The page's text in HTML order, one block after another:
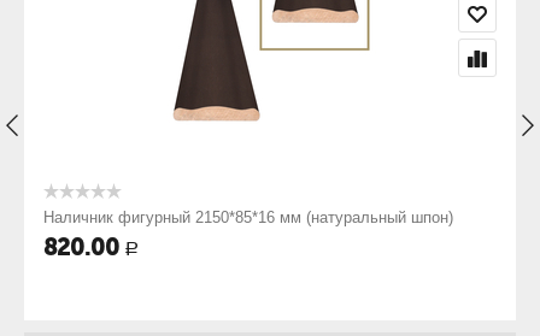
Наличник фигурный 2150*85*16 мм (натуральный шпон)
820.00 Р